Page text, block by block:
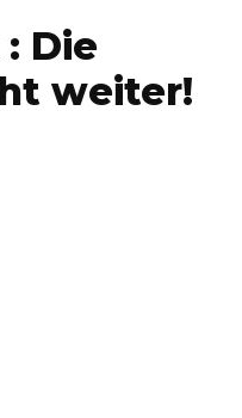
Die
weiter!